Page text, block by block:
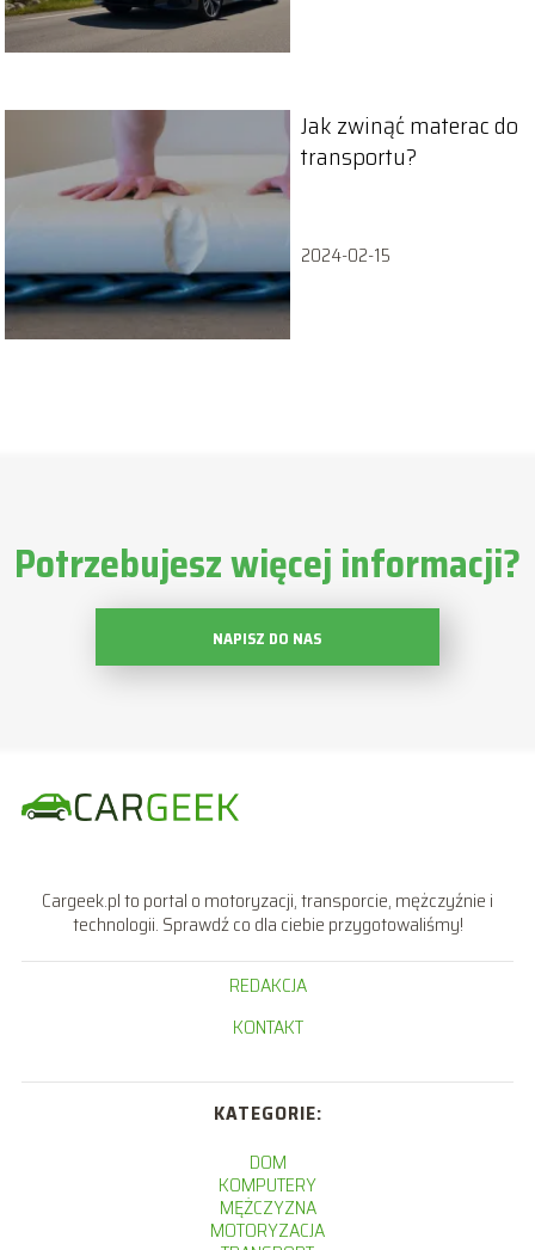
Jak zwinąć materac do
transportu?
2024-02-15
Potrzebujesz więcej informacji?
NAPISZ DO NAS
Cargeek.pl to portal o motoryzacji, transporcie, mężczyźnie i
technologii. Sprawdź co dla ciebie przygotowaliśmy!
REDAKCJA
KONTAKT
KATEGORIE:
DOM
KOMPUTERY
MĘŻCZYZNA
MOTORYZACJA